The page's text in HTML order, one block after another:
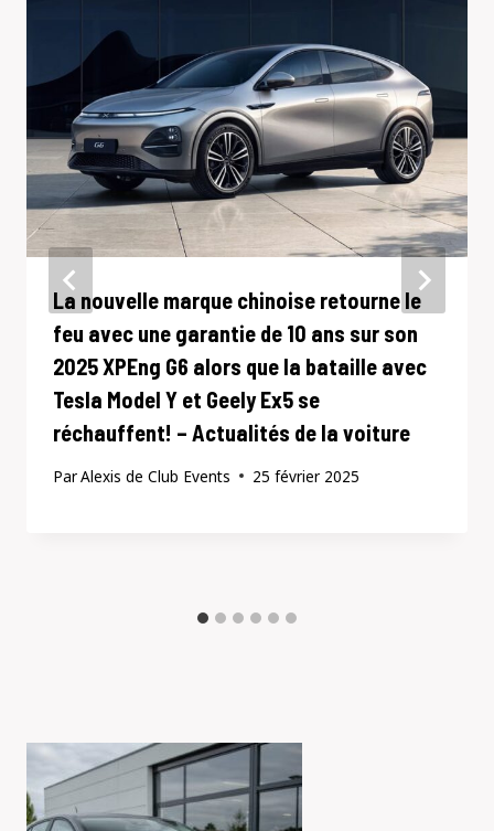
La nouvelle marque chinoise retourne le
feu avec une garantie de 10 ans sur son
2025 XPEng G6 alors que la bataille avec
Tesla Model Y et Geely Ex5 se
réchauffent! – Actualités de la voiture
ParAlexis de Club Events 25 février 2025